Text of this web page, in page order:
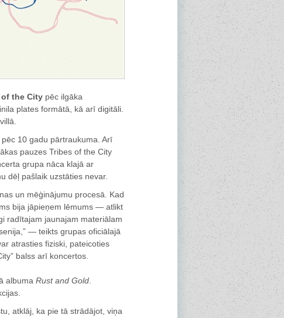
the City pēc ilgāka
plates formātā, kā arī digitāli.
villā.
10 gadu pārtraukuma. Arī
pauzes Tribes of the City
grupa nāca klajā ar
dēļ pašlaik uzstāties nevar.
un mēģinājumu procesā. Kad
bija jāpieņem lēmums — atlikt
radītajam jaunajam materiālam
— teikts grupas oficiālajā
atrasties fiziski, pateicoties
balss arī koncertos.
albuma Rust and Gold
atklāj, ka pie tā strādājot, viņa